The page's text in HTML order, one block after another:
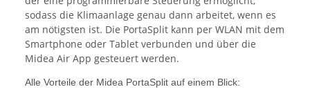
sodass die Klimaanlage genau dann arbeitet, wenn es
am nötigsten ist. Die PortaSplit kann per WLAN mit dem
Smartphone oder Tablet verbunden und über die
Midea Air App gesteuert werden.
Alle Vorteile der Midea PortaSplit auf einem Blick: